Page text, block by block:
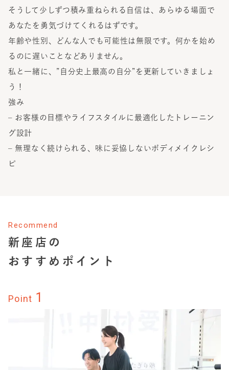
そうして少しずつ積み重ねられる自信は、あらゆる場面で
あなたを勇気づけてくれるはずです。
年齢や性別、どんな人でも可能性は無限です。何かを始め
るのに遅いことなどありません。
私と一緒に、”自分史上最高の自分”を更新していきましょ
う！
強み
– お客様の目標やライフスタイルに最適化したトレーニン
グ設計
– 無理なく続けられる、味に妥協しないボディメイクレシ
ピ
新座店 の
おすすめポイント
Recommend
Point 1